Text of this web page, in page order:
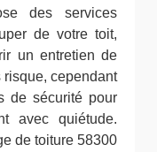
des services
de votre toit,
un entretien de
cependant
de sécurité pour
avec quiétude.
de toiture 58300